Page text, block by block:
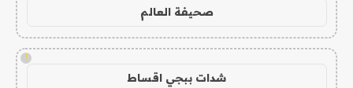
صحيفة العالم
!
شدات ببجي اقساط